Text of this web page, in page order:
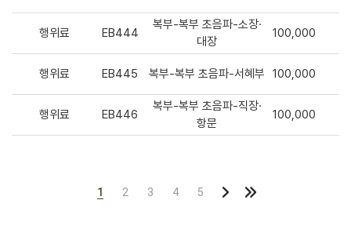
행위료 EB444
복부-복부 초음파-소장·
대장
100,000
행위료 EB445 복부-복부 초음파-서혜부 100,000
행위료 EB446
복부-복부 초음파-직장·
항문
100,000
1 2 3 4 5